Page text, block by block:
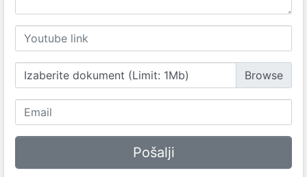
Izaberite dokument (Limit: 1Mb)